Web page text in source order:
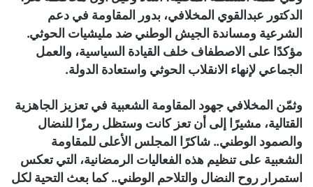
الدكتور عبدالقوي المخلافي، بدور المقاومة في دعم
الشرعية ومساندة الجيش الوطني ضد مليشيات الحوثي.
مؤكدًا على الاصطفاف خلف القيادة السياسية، والعمل
الجماعي لإنهاء الانقلاب الحوثي واستعادة الدولة.
وثمّن المخلافي جهود المقاومة الشعبية في تعزيز الجاهزية
القتالية، مشيرًا إلى أن تعز كانت وستظل رمزًا للنضال
والصمود الوطني.. شاكرًا المجلس الأعلى للمقاومة
الشعبية على تنظيم هذه الفعاليات الرمضانية، التي تعكس
استمرار روح النضال والتلاحم الوطني.. كما بعث التحية لكل